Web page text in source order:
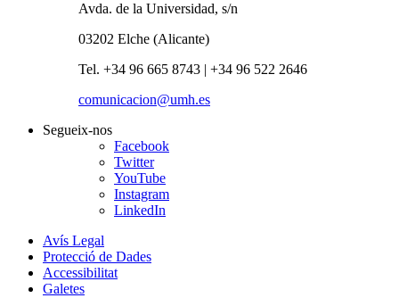
Avda. de la Universidad, s/n
03202 Elche (Alicante)
Tel. +34 96 665 8743 | +34 96 522 2646
comunicacion@umh.es
Segueix-nos
Facebook
Twitter
YouTube
Instagram
LinkedIn
Avís Legal
Protecció de Dades
Accessibilitat
Galetes